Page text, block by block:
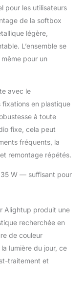
est facile
transforme
pièce en
où
facile à
puissance
offrent
un éclairage
studio
des filtres
montent
【Stables
】
kit
photo
65 cm-
avec une
pour
pour les utilisateurs
de la softbox
légère,
L’ensemble se
pour un
avec le
en plastique
à toute
fixe, cela peut
fréquents, la
remontage répétés.
W — suffisant pour
Alightup produit une
recherchée en
de couleur
lumière du jour, ce
traitement et